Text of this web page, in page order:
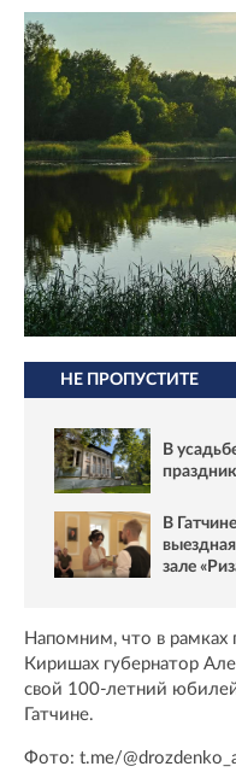
НЕ ПРОПУСТИТЕ
В
В
зале
Напомним, что в рамках
Киришах губернатор
свой 100-летний
Гатчине.
Фото: t.me/